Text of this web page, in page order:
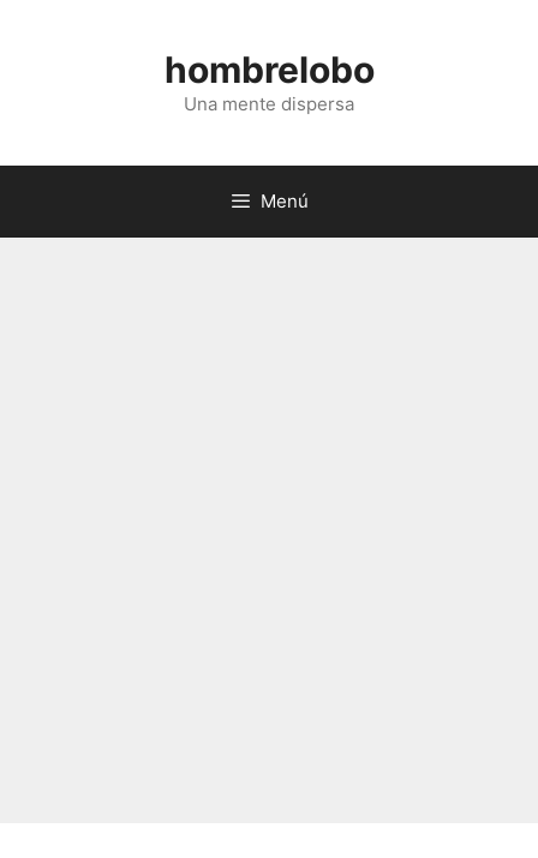
hombrelobo
Una mente dispersa
Menú